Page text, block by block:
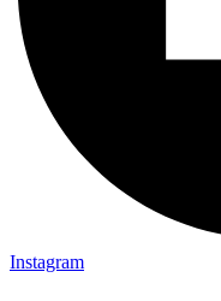
Instagram